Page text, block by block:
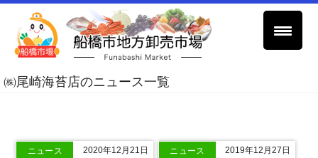
㈱尾崎海苔店のニュース一覧
ニュース 2020年12月21日 ニュース 2019年12月27日